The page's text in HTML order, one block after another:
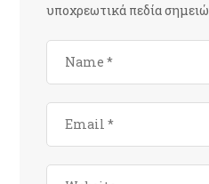
υποχρεωτικά πεδία